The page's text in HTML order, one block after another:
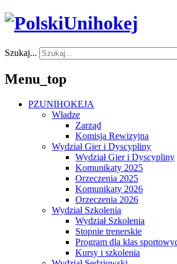
Szukaj...
Menu_top
PZUNIHOKEJA
Władze
Zarząd
Komisja Rewizyjna
Wydział Gier i Dyscypliny
Wydział Gier i Dyscypliny
Komunikaty 2025
Orzeczenia 2025
Komunikaty 2026
Orzeczenia 2026
Wydział Szkolenia
Wydział Szkolenia
Stopnie trenerskie
Program dla klas
Kursy i szkolenia